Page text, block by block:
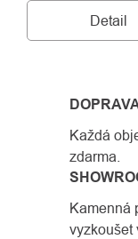
Detail
Každá
zdarma.
Kamenná
vyzkoušet